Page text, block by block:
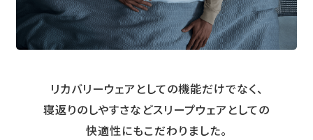
リカバリーウェアとしての機能だけでなく、
寝返りのしやすさなどスリープウェアとしての
快適性にもこだわりました。